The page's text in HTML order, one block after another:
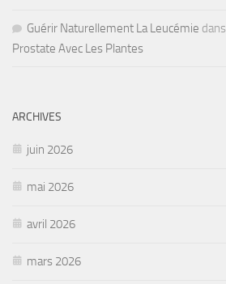
Guérir Naturellement La Leucémie dans
Prostate Avec Les Plantes
ARCHIVES
juin 2026
mai 2026
avril 2026
mars 2026